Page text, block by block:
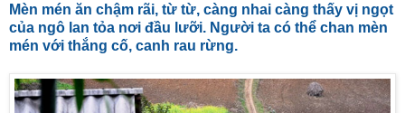
Mèn mén ăn chậm rãi, từ từ, càng nhai càng thấy vị ngọt
của ngô lan tỏa nơi đầu lưỡi. Người ta có thể chan mèn
mén với thắng cố, canh rau rừng.